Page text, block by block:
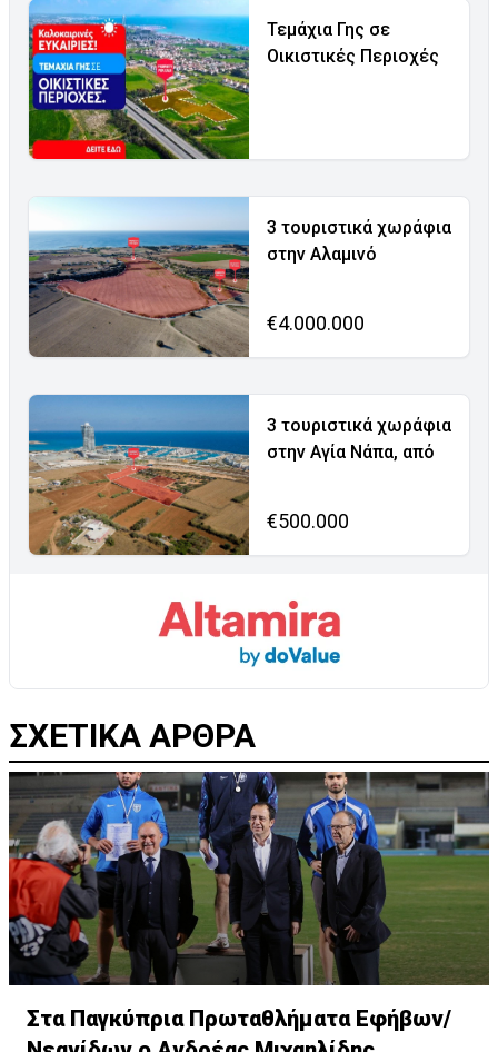
Τεμάχια Γης σε
Οικιστικές Περιοχές
3 τουριστικά χωράφια
στην Αλαμινό
€4.000.000
3 τουριστικά χωράφια
στην Αγία Νάπα, από
€500.000
ΣΧΕΤΙΚΑ ΑΡΘΡΑ
Στα Παγκύπρια Πρωταθλήματα Εφήβων/